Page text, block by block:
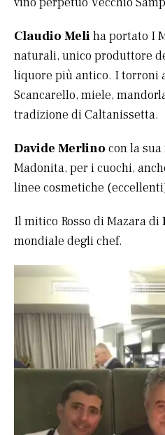
Claudio Meli ha portato I
naturali, unico produttore
liquore più antico. I torroni
Scancarello, miele,
tradizione di Caltanissetta.
Davide Merlino con la
Madonita, per i cuochi,
linee cosmetiche
Il mitico Rosso di Mazara di
mondiale degli chef.